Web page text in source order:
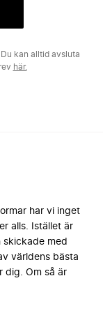
Du kan alltid avsluta
här.
har vi inget
alls. Istället är
med
världens bästa
dig. Om så är